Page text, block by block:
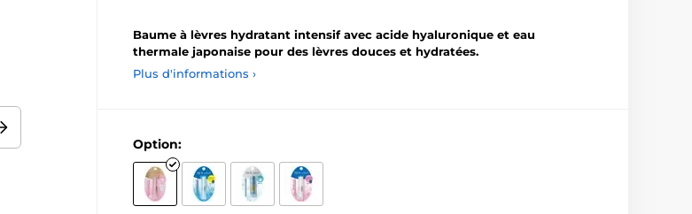
Baume à lèvres hydratant intensif avec acide hyaluronique et eau
thermale japonaise pour des lèvres douces et hydratées.
Plus d'informations ›
Option: